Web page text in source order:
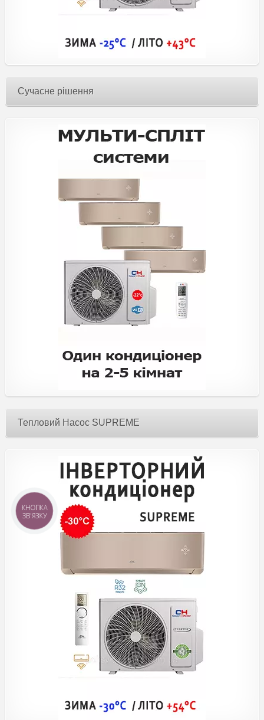
Сучасне рішення
Тепловий Насос SUPREME
КНОПКА
ЗВ'ЯЗКУ